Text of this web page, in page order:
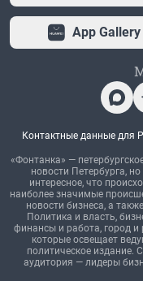
App Gallery
Контактные данные для
«Фонтанка» —
новости Петербурга,
интересное, что
наиболее значимые
новости бизнеса, а
Политика и власть,
финансы и работа, город и
которые освещает
политическое издание.
аудитория — лидеры